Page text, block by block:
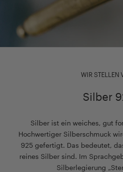
WIR STELLEN
Silber
Silber ist ein weiches, gut
Hochwertiger Silberschmuck
925 gefertigt. Das bedeutet,
reines Silber sind. Im
Silberlegierung